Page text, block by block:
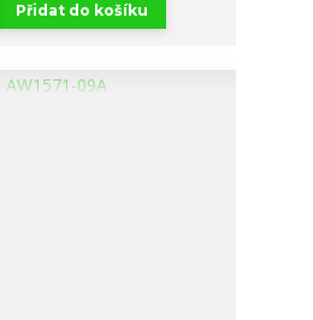
Přidat do košíku